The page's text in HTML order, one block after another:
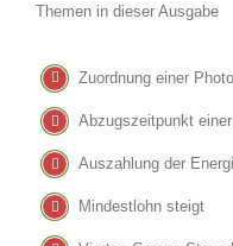
Themen in dieser Ausgabe
Zuordnung einer
Abzugszeitpunkt
Auszahlung der
Mindestlohn steigt